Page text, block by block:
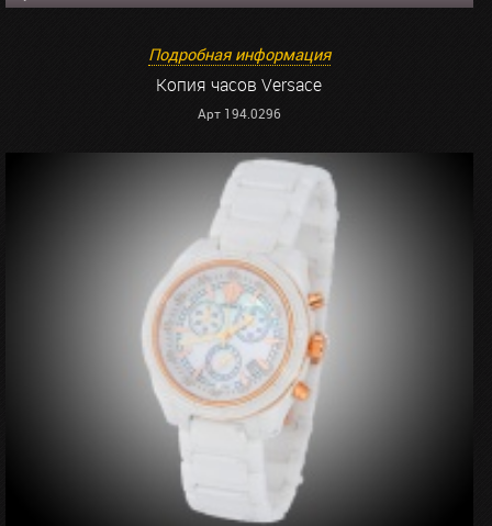
Подробная информация
Копия часов Versace
Арт 194.0296